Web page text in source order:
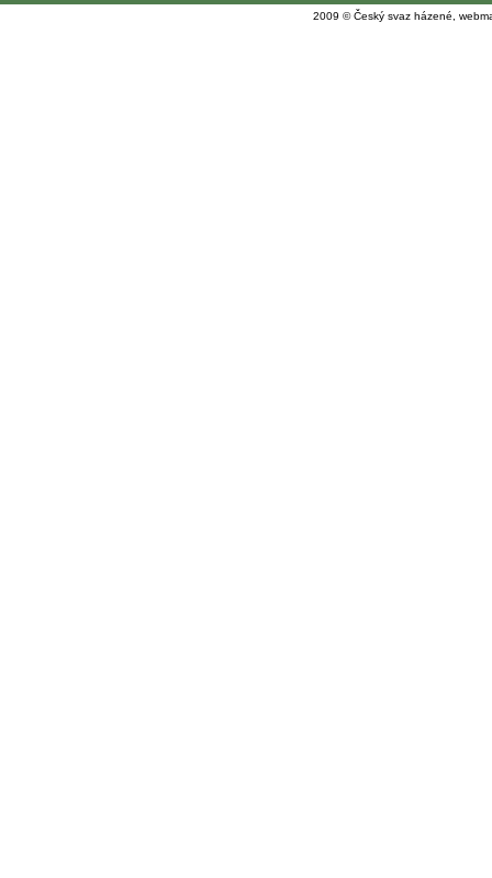
2009 © Český svaz házené,